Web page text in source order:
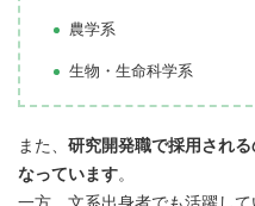
農学系
生物・生命科学系
また、 研究開発職で採用され
なっています。
一方、文系出身者でも活躍し